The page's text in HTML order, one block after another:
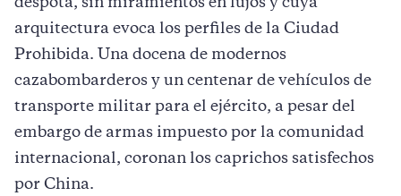
déspota, sin miramientos en lujos y cuya
arquitectura evoca los perfiles de la Ciudad
Prohibida. Una docena de modernos
cazabombarderos y un centenar de vehículos de
transporte militar para el ejército, a pesar del
embargo de armas impuesto por la comunidad
internacional, coronan los caprichos satisfechos
por China.